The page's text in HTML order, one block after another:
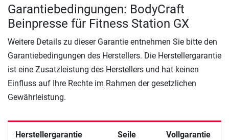
Garantiebedingungen: BodyCraft
Beinpresse für Fitness Station GX
Weitere Details zu dieser Garantie entnehmen Sie bitte den
Garantiebedingungen des Herstellers. Die Herstellergarantie
ist eine Zusatzleistung des Herstellers und hat keinen
Einfluss auf Ihre Rechte im Rahmen der gesetzlichen
Gewährleistung.
Herstellergarantie Seile Vollgarantie